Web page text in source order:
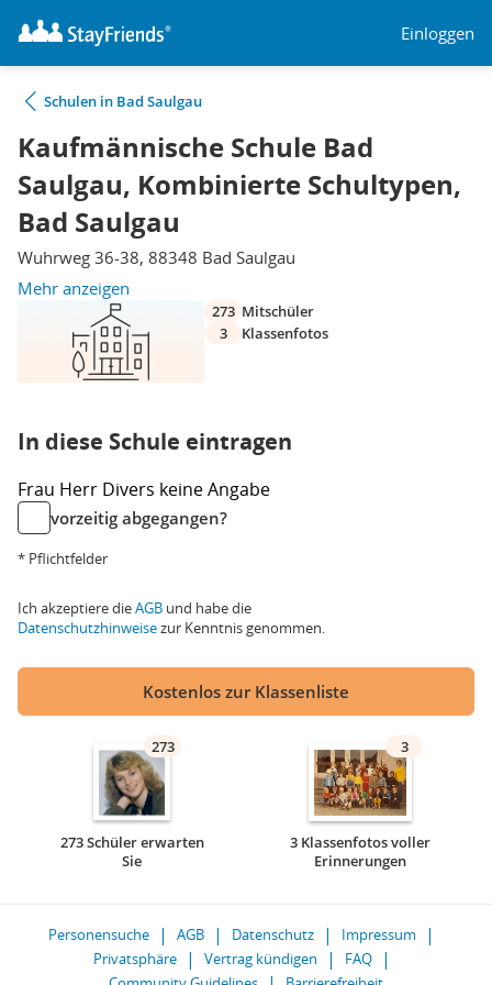
Einloggen
Schulen in Bad Saulgau
Kaufmännische Schule Bad
Saulgau, Kombinierte Schultypen,
Bad Saulgau
Wuhrweg 36-38, 88348 Bad Saulgau
Mehr anzeigen
273 Mitschüler
3
Klassenfotos
In diese Schule eintragen
Frau Herr Divers keine Angabe
vorzeitig abgegangen?
* Pflichtfelder
Ich akzeptiere dieAGB und habe die
Datenschutzhinweisezur Kenntnis genommen.
Kostenlos zur Klassenliste
273
273 Schüler erwarten
Sie
3
3 Klassenfotos voller
Erinnerungen
Personensuche AGB Datenschutz
Impressum
Privatsphäre
Vertrag kündigen
FAQ